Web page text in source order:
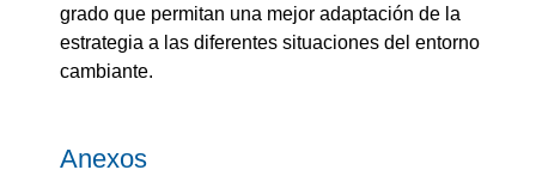
grado que permitan una mejor adaptación de la
estrategia a las diferentes situaciones del entorno
cambiante.
Anexos